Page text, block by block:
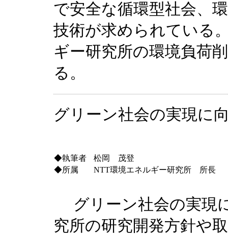
で安全な循環型社会、
技術が求められている
ギー研究所の環境負荷
る。
グリーン社会の実現に
◆執筆者
松岡 茂登
◆所属
NTT環境エネルギー研究所 所長
グリーン社会の実現
究所の研究開発方針や